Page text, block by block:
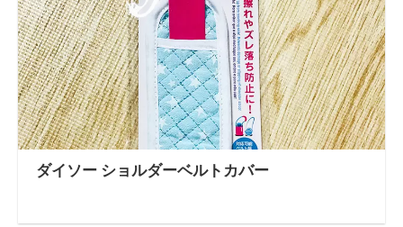
ダイソー ショルダーベルトカバー